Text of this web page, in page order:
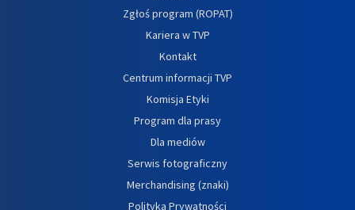
Zgłoś program (ROPAT)
Kariera w TVP
Kontakt
Centrum informacji TVP
Komisja Etyki
Program dla prasy
Dla mediów
Serwis fotograficzny
Merchandising (znaki)
Polityka Prywatności